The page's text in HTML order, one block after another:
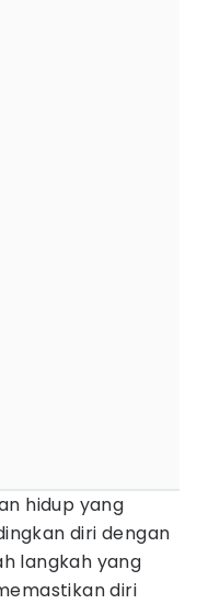
hidup yang
diri dengan
langkah yang
diri